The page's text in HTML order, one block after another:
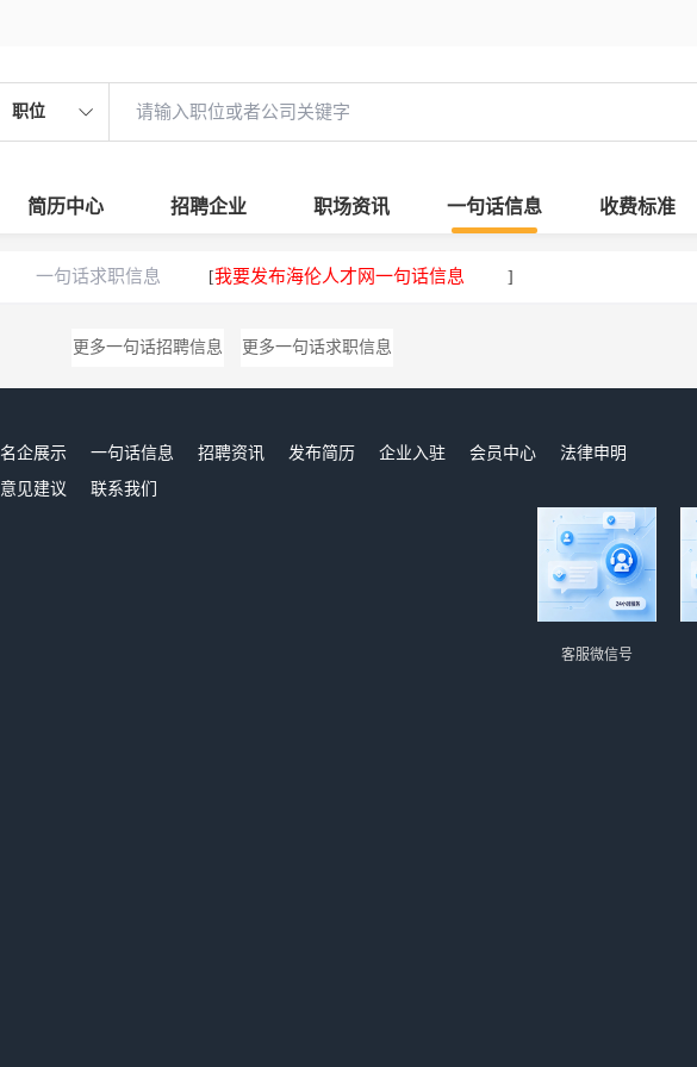
职位
简历中心 招聘企业 职场资讯 一句话信息 收费标准
一句话求职信息 [我要发布海伦人才网一句话信息 ]
更多一句话招聘信息 更多一句话求职信息
名企展示 一句话信息 招聘资讯 发布简历 企业入驻 会员中心
法律申明
意见建议 联系我们
客服微信号